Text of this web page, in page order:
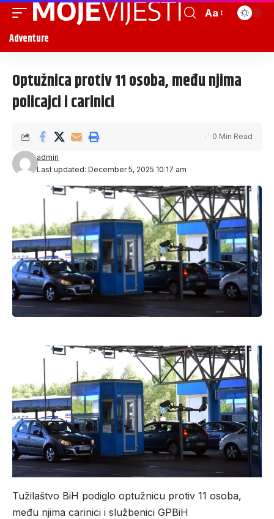
Aa
Adventure
Optužnica protiv 11 osoba, među njima
policajci i carinici
Last updated: December 5, 2025 10:17 am
admin
0 Min Read
Tužilaštvo BiH podiglo optužnicu protiv 11 osoba,
među njima carinici i službenici GPBiH